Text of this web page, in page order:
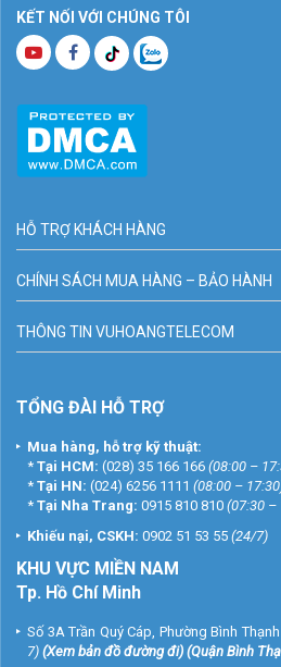
KẾT NỐI VỚI CHÚNG TÔI
HỖ TRỢ KHÁCH HÀNG
CHÍNH SÁCH MUA HÀNG – BẢO HÀNH
THÔNG TIN VUHOANGTELECOM
TỔNG ĐÀI HỖ TRỢ
Mua hàng, hỗ trợ kỹ thuật:
* Tại HCM: (028) 35 166 166 (08:00 –
* Tại HN: (024) 6256 1111 (08:00 –
* Tại Nha Trang: 0915 810 810 (07:30 –
Khiếu nại, CSKH: 0902 51 53 55 (24/7)
KHU VỰC MIỀN NAM
Tp. Hồ Chí Minh
Số 3A Trần Quý Cáp, Phường Bình Thạnh
7) (Xem bản đồ đường đi) (Quận Bình